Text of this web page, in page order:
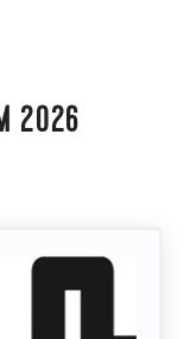
2026